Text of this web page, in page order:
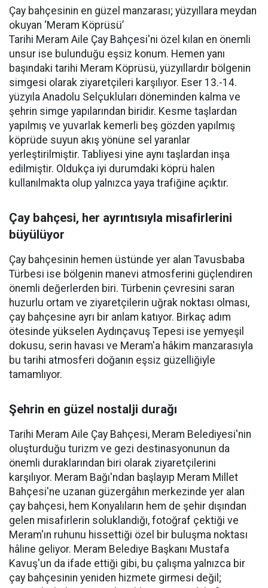
Çay bahçesinin en güzel manzarası; yüzyıllara meydan
okuyan ‘Meram Köprüsü’
Tarihi Meram Aile Çay Bahçesi'ni özel kılan en önemli
unsur ise bulunduğu eşsiz konum. Hemen yanı
başındaki tarihi Meram Köprüsü, yüzyıllardır bölgenin
simgesi olarak ziyaretçileri karşılıyor. Eser 13.-14.
yüzyıla Anadolu Selçukluları döneminden kalma ve
şehrin simge yapılarından biridir. Kesme taşlardan
yapılmış ve yuvarlak kemerli beş gözden yapılmış
köprüde suyun akış yönüne sel yaranlar
yerleştirilmiştir. Tabliyesi yine aynı taşlardan inşa
edilmiştir. Oldukça iyi durumdaki köprü halen
kullanılmakta olup yalnızca yaya trafiğine açıktır.
Çay bahçesi, her ayrıntısıyla misafirlerini
büyülüyor
Çay bahçesinin hemen üstünde yer alan Tavusbaba
Türbesi ise bölgenin manevi atmosferini güçlendiren
önemli değerlerden biri. Türbenin çevresini saran
huzurlu ortam ve ziyaretçilerin uğrak noktası olması,
çay bahçesine ayrı bir anlam katıyor. Birkaç adım
ötesinde yükselen Aydınçavuş Tepesi ise yemyeşil
dokusu, serin havası ve Meram'a hâkim manzarasıyla
bu tarihi atmosferi doğanın eşsiz güzelliğiyle
tamamlıyor.
Şehrin en güzel nostalji durağı
Tarihi Meram Aile Çay Bahçesi, Meram Belediyesi'nin
oluşturduğu turizm ve gezi destinasyonunun da
önemli duraklarından biri olarak ziyaretçilerini
karşılıyor. Meram Bağı'ndan başlayıp Meram Millet
Bahçesi'ne uzanan güzergâhın merkezinde yer alan
çay bahçesi, hem Konyalıların hem de şehir dışından
gelen misafirlerin soluklandığı, fotoğraf çektiği ve
Meram'ın ruhunu hissettiği özel bir buluşma noktası
hâline geliyor. Meram Belediye Başkanı Mustafa
Kavuş'un da ifade ettiği gibi, bu çalışma yalnızca bir
çay bahçesinin yeniden hizmete girmesi değil;